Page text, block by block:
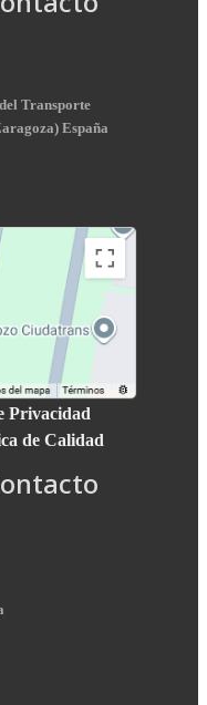
Transporte
) España
Privacidad
de Calidad